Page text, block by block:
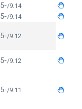
5-/9.14
5-/9.14
5-/9.12
5-/9.12
5-/9.11